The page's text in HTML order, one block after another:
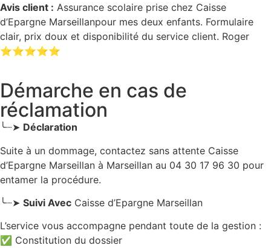
Avis client : Assurance scolaire prise chez Caisse
d’Epargne Marseillanpour mes deux enfants. Formulaire
clair, prix doux et disponibilité du service client. Roger
⭐⭐⭐⭐⭐
Démarche en cas de
réclamation
╰┈➤ Déclaration
Suite à un dommage, contactez sans attente Caisse
d’Epargne Marseillan à Marseillan au 04 30 17 96 30 pour
entamer la procédure.
╰┈➤ Suivi Avec Caisse d’Epargne Marseillan
L’service vous accompagne pendant toute de la gestion :
✅ Constitution du dossier